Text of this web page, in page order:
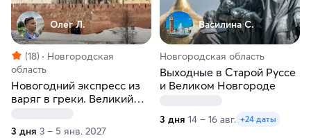
Олег Л.
(18)
Новгородская
область
Новогодний экспресс из
варяг в греки. Великий
Валдай
3 дня 3 – 5 янв. 2027
Василина С.
Новгородская область
Выходные в Старой Руссе
и Великом Новгороде
3 дня 14 – 16 авг. +24 даты